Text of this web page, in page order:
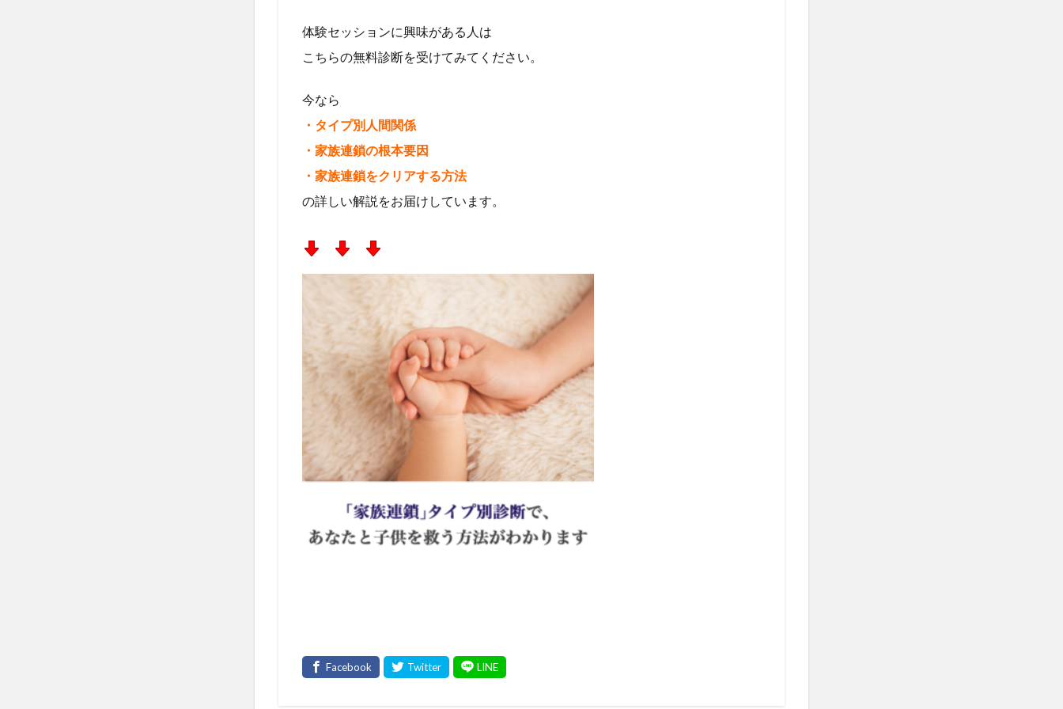
体験セッションに興味がある人は
こちらの無料診断を受けてみてください。
今なら
・タイプ別人間関係
・家族連鎖の根本要因
・家族連鎖をクリアする方法
の詳しい解説をお届けしています。